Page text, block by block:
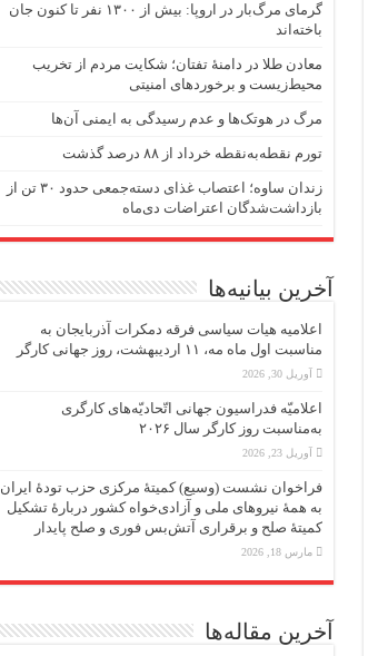
گرمای مرگ‌بار در اروپا: بیش از ۱۳۰۰ نفر تا کنون جان
باخته‌اند
معادن طلا در دامنهٔ تفتان؛ شکایت مردم از تخریب
محیط‌زیست و برخوردهای امنیتی
مرگ در هوتک‌ها و عدم رسیدگی به ایمنی آن‌ها
تورم نقطه‌به‌نقطه خرداد از ۸۸ درصد گذشت
زندان ساوه؛ اعتصاب غذای دسته‌جمعی حدود ۳۰ تن از
بازداشت‌شدگان اعتراضات دی‌ماه
آخرین بیانیه‌ها
اعلامیه هیات سیاسی فرقه دمکرات آذربایجان به
مناسبت اول ماه مه، ۱۱ اردیبهشت، روز جهانی کارگر
آوریل 30, 2026
اعلامیّه فدراسیون جهانی اتّحادیّه‌های کارگری
به‌مناسبت روز کارگر سال ۲۰۲۶
آوریل 23, 2026
فراخوان نشست (وسیع)‌ کمیتهٔ‌ مرکزی حزب تودهٔ ایران
به همهٔ نیروهای ملی و آزادی‌خواه کشور دربارهٔ تشکیل
کمیتهٔ صلح و برقراری آتش‌بس فوری و صلح پایدار
مارس 18, 2026
آخرین مقاله‌ها